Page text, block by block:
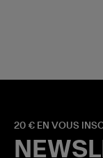
20 € EN VOUS